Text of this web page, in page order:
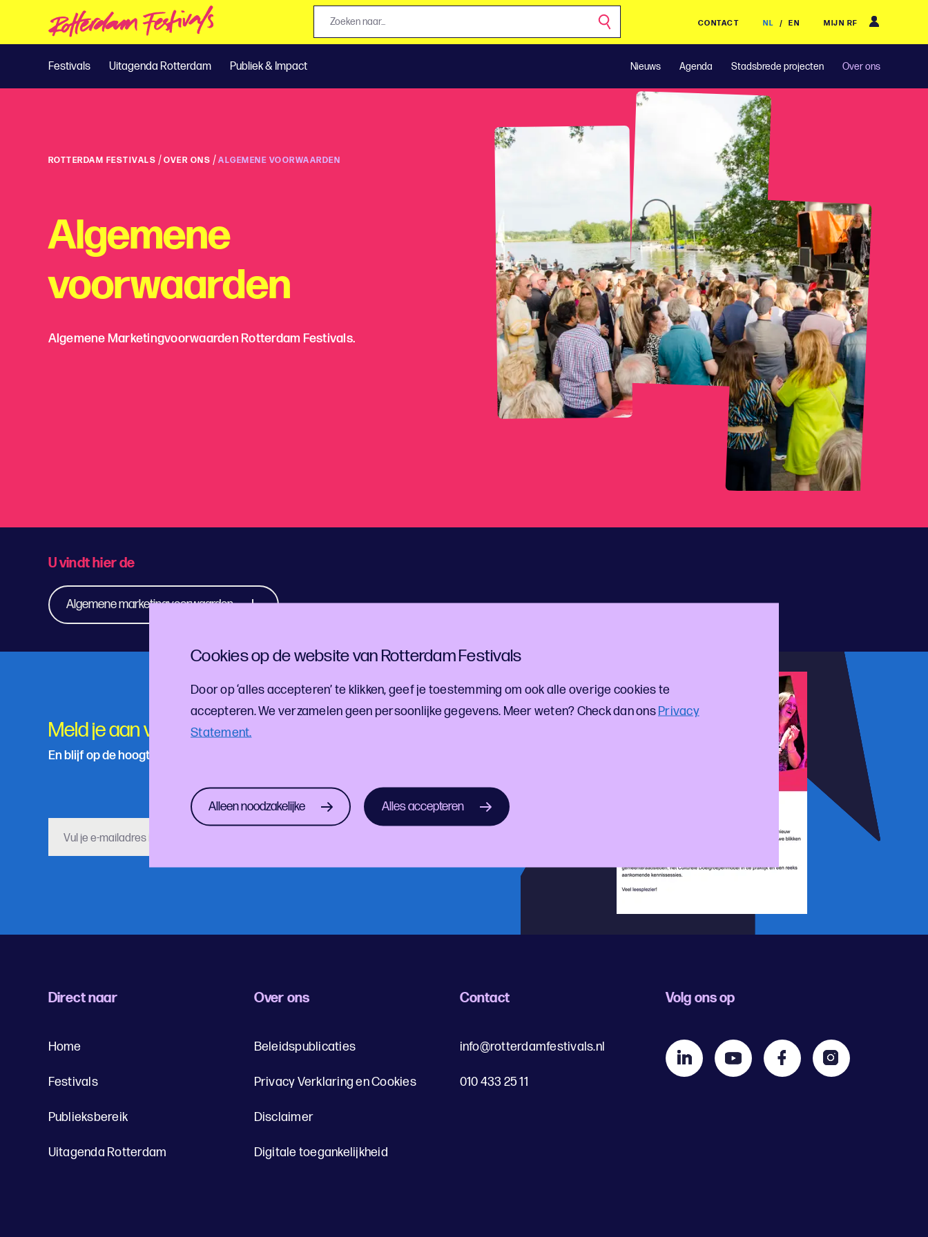
Cookies op de website van Rotterdam Festivals
Door op ‘alles accepteren’ te klikken, geef je toestemming om ook alle overige cookies te
accepteren. We verzamelen geen persoonlijke gegevens. Meer weten? Check dan onsPrivacy
Statement.
Alleen noodzakelijke Alles accepteren
CONTACT NL / EN MIJN RF
Festivals Uitagenda Rotterdam Publiek & Impact Nieuws Agenda Stadsbrede projecten Over ons
ROTTERDAM FESTIVALS / OVER ONS / ALGEMENE VOORWAARDEN
Algemene
voorwaarden
Algemene Marketingvoorwaarden Rotterdam Festivals.
U vindt hier de
Algemene marketingvoorwaarden
Meld je aan voor onze nieuwsbrief!
En blijf op de hoogte van de laatste cultuur- en festivalontwikkelingen
Direct naar
Home
Festivals
Publieksbereik
Uitagenda Rotterdam
Over ons
Beleidspublicaties
Privacy Verklaring en Cookies
Disclaimer
Digitale toegankelijkheid
Contact
info@rotterdamfestivals.nl
010 433 25 11
Volg ons op